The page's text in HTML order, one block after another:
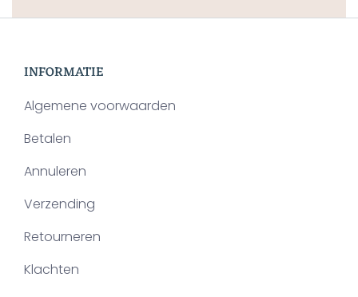
INFORMATIE
Algemene voorwaarden
Betalen
Annuleren
Verzending
Retourneren
Klachten